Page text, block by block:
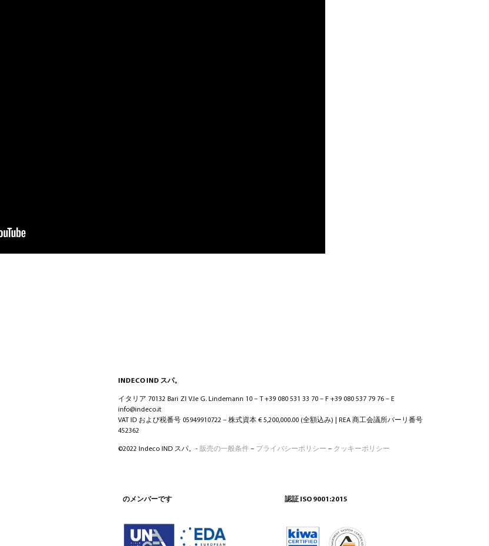
INDECO IND スパ。
イタリア 70132 Bari ZI V.le G. Lindemann 10 – T +39 080 531 33 70 – F +39 080 537 79 76 – E
info@indeco.it
VAT ID および税番号 05949910722 – 株式資本 € 5,200,000.00 (全額込み) | REA 商工会議所バーリ番号
452362
©2022 Indeco IND スパ。- 販売の一般条件 – プライバシーポリシー – クッキーポリシー
のメンバーです 認証 ISO 9001:2015